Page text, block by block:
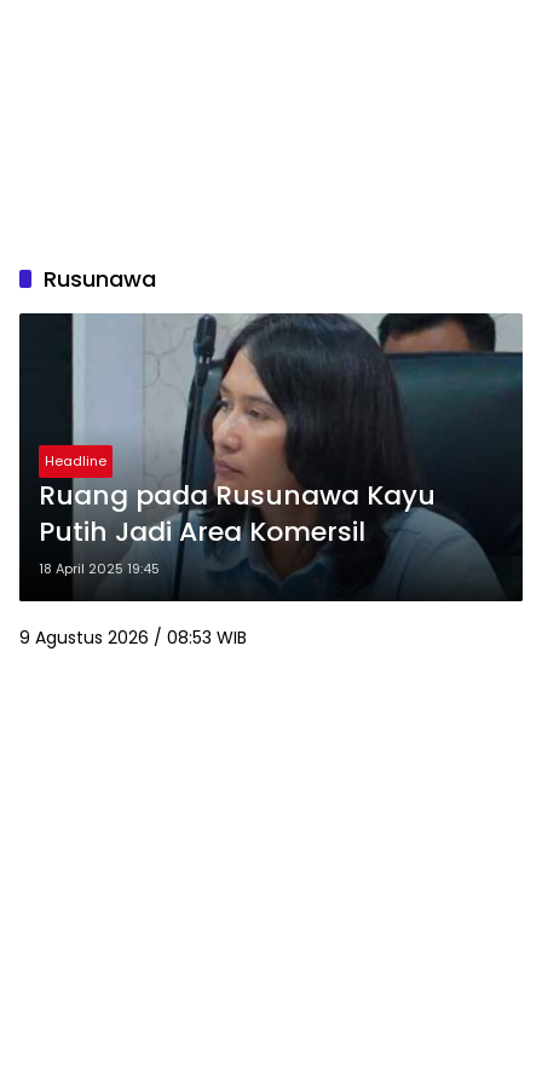
Rusunawa
Headline
Ruang pada Rusunawa Kayu
Putih Jadi Area Komersil
18 April 2025 19:45
9 Agustus 2026 / 08:53 WIB